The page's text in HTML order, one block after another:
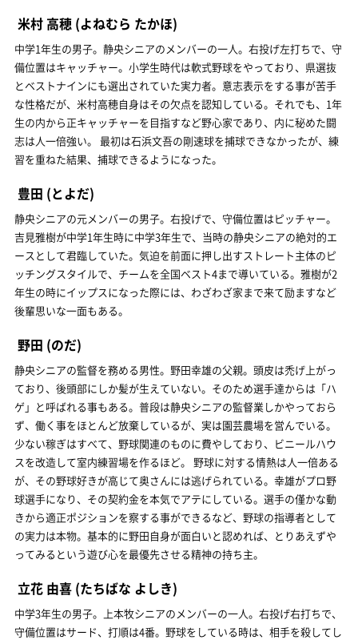
米村 高穂 (よねむら たかほ)
中学1年生の男子。静央シニアのメンバーの一人。右投げ左打ちで、守
備位置はキャッチャー。小学生時代は軟式野球をやっており、県選抜
とベストナインにも選出されていた実力者。意志表示をする事が苦手
な性格だが、米村高穂自身はその欠点を認知している。それでも、1年
生の内から正キャッチャーを目指すなど野心家であり、内に秘めた闘
志は人一倍強い。 最初は石浜文吾の剛速球を捕球できなかったが、練
習を重ねた結果、捕球できるようになった。
豊田 (とよだ)
静央シニアの元メンバーの男子。右投げで、守備位置はピッチャー。
吉見雅樹が中学1年生時に中学3年生で、当時の静央シニアの絶対的エ
ースとして君臨していた。気迫を前面に押し出すストレート主体のピ
ッチングスタイルで、チームを全国ベスト4まで導いている。雅樹が2
年生の時にイップスになった際には、わざわざ家まで来て励ますなど
後輩思いな一面もある。
野田 (のだ)
静央シニアの監督を務める男性。野田幸雄の父親。頭皮は禿げ上がっ
ており、後頭部にしか髪が生えていない。そのため選手達からは「ハ
ゲ」と呼ばれる事もある。普段は静央シニアの監督業しかやっておら
ず、働く事をほとんど放棄しているが、実は園芸農場を営んでいる。
少ない稼ぎはすべて、野球関連のものに費やしており、ビニールハウ
スを改造して室内練習場を作るほど。 野球に対する情熱は人一倍ある
が、その野球好きが高じて奥さんには逃げられている。幸雄がプロ野
球選手になり、その契約金を本気でアテにしている。選手の僅かな動
きから適正ポジションを察する事ができるなど、野球の指導者として
の実力は本物。基本的に野田自身が面白いと認めれば、とりあえずや
ってみるという遊び心を最優先させる精神の持ち主。
立花 由喜 (たちばな よしき)
中学3年生の男子。上本牧シニアのメンバーの一人。右投げ右打ちで、
守備位置はサード、打順は4番。野球をしている時は、相手を殺してし